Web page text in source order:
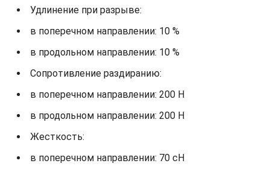
Удлинение при разрыве:
в поперечном направлении: 10 %
в продольном направлении: 10 %
Сопротивление раздиранию:
в поперечном направлении: 200 Н
в продольном направлении: 200 Н
Жесткость:
в поперечном направлении: 70 сН